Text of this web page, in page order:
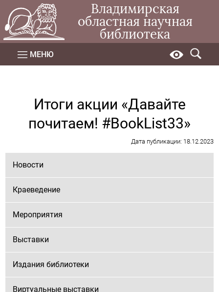
Владимирская
областная научная
библиотека
МЕНЮ
Итоги акции «Давайте
почитаем! #BookList33»
Дата публикации: 18.12.2023
Новости
Краеведение
Мероприятия
Выставки
Издания библиотеки
Виртуальные выставки